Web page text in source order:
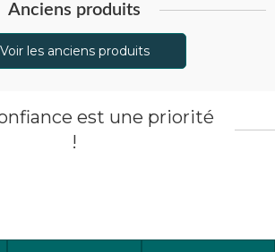
Anciens produits
Voir les anciens produits
est une priorité
!